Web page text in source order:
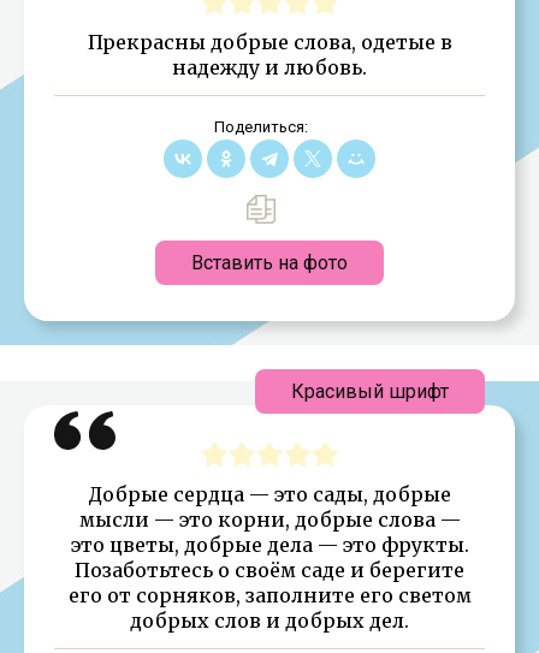
Прекрасны добрые слова, одетые в
надежду и любовь.
Поделиться:
Вставить на фото
Добрые сердца — это сады, добрые
мысли — это корни, добрые слова —
это цветы, добрые дела — это фрукты.
Позаботьтесь о своём саде и берегите
его от сорняков, заполните его светом
добрых слов и добрых дел.
Красивый шрифт